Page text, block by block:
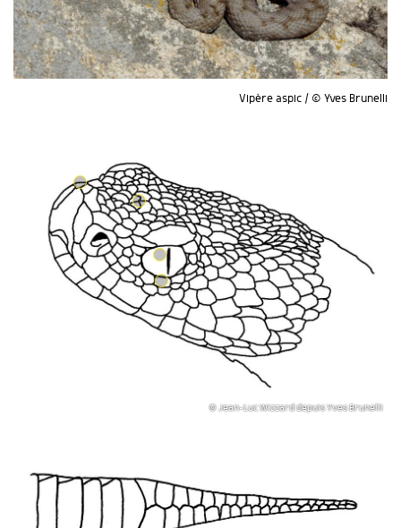
Vipère aspic / © Yves Brunelli
© Jean-Luc Wizzard depuis Yves Brunelli